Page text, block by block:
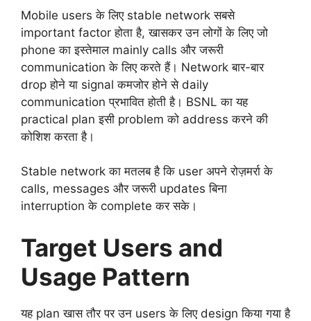
Mobile users के लिए stable network सबसे
important factor होता है, खासकर उन लोगों के लिए जो
phone का इस्तेमाल mainly calls और जरूरी
communication के लिए करते हैं। Network बार-बार
drop होने या signal कमजोर होने से daily
communication प्रभावित होती है। BSNL का यह
practical plan इसी problem को address करने की
कोशिश करता है।
Stable network का मतलब है कि user अपने रोज़मर्रा के
calls, messages और जरूरी updates बिना
interruption के complete कर सके।
Target Users and
Usage Pattern
यह plan खास तौर पर उन users के लिए design किया गया है